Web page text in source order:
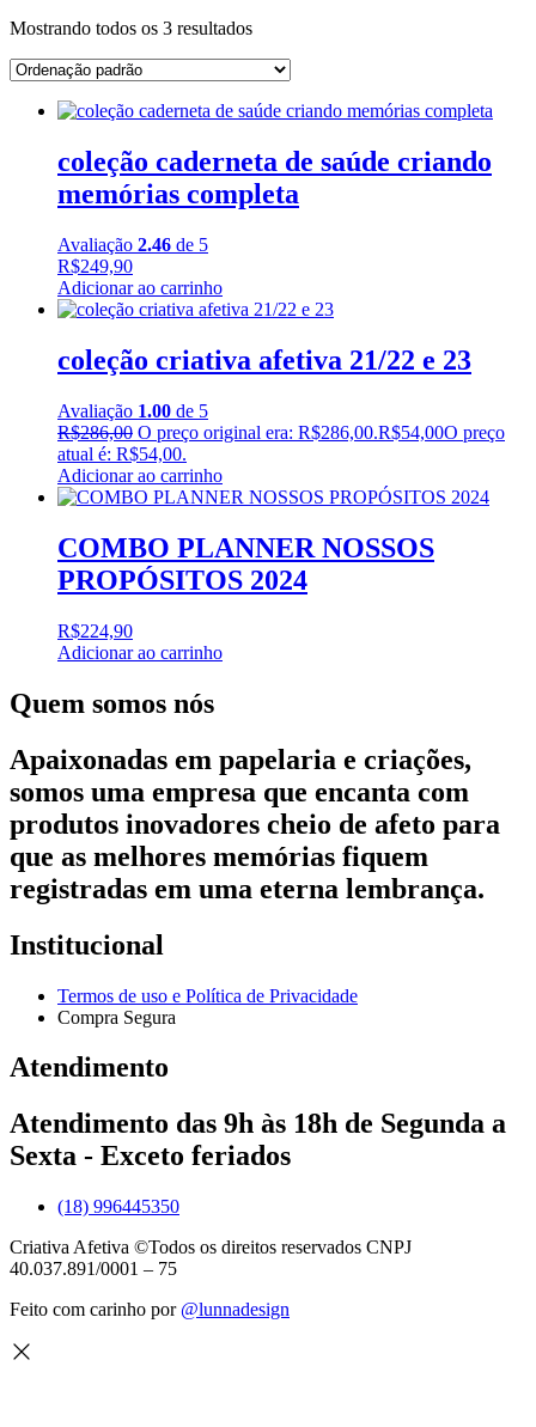
Mostrando todos os 3 resultados
coleção caderneta de saúde criando
memórias completa
Avaliação 2.46 de 5
R$249,90
Adicionar ao carrinho
coleção criativa afetiva 21/22 e 23
Avaliação 1.00 de 5
R$286,00 O preço original era: R$286,00.R$54,00O preço
atual é: R$54,00.
Adicionar ao carrinho
COMBO PLANNER NOSSOS
PROPÓSITOS 2024
R$224,90
Adicionar ao carrinho
Quem somos nós
Apaixonadas em papelaria e criações,
somos uma empresa que encanta com
produtos inovadores cheio de afeto para
que as melhores memórias fiquem
registradas em uma eterna lembrança.
Institucional
Termos de uso e Política de Privacidade
Compra Segura
Atendimento
Atendimento das 9h às 18h de Segunda a
Sexta - Exceto feriados
(18) 996445350
Criativa Afetiva ©Todos os direitos reservados CNPJ
40.037.891/0001 – 75
Feito com carinho por @lunnadesign